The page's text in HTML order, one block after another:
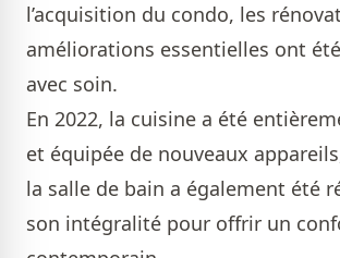
l’acquisition du condo, les
améliorations essentielles ont
avec soin.
En 2022, la cuisine a été
et équipée de nouveaux
la salle de bain a également été
son intégralité pour offrir un